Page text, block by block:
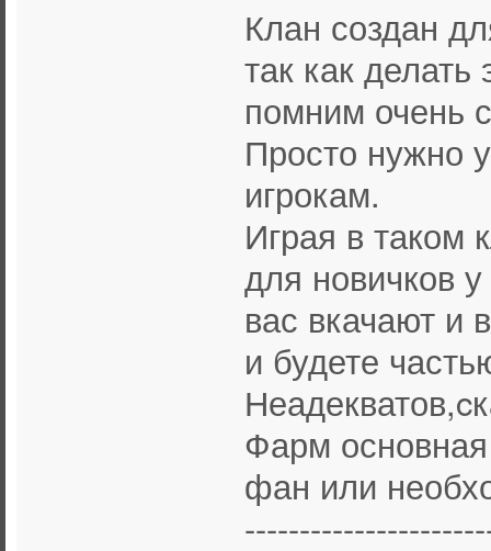
Клан создан
так как
помним очень
Просто нужно
игрокам.
Играя в таком
для новичков
вас вкачают и
и будете
Фарм
фан или